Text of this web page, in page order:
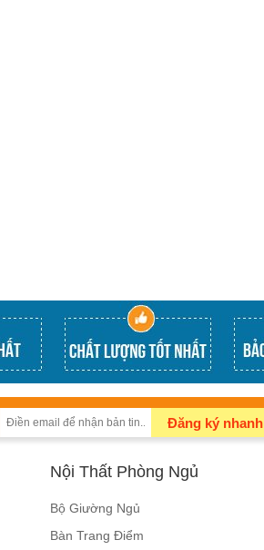
Đăng ký nhanh
Nội Thất Phòng Ngủ
Bộ Giường Ngủ
Bàn Trang Điểm